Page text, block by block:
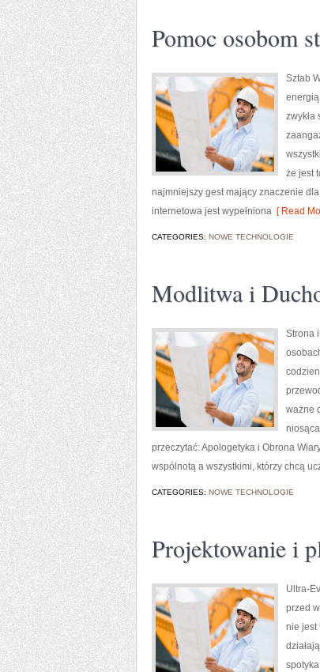
Pomoc osobom
Sztab
że jest
najmniejszy gest mający znaczenie
internetowa jest wypełniona [ Read
CATEGORIES: NOWE TECHNOLOGIE
Modlitwa i
Strona
ważne
przeczytać: Apologetyka i Obrona
wspólnotą a wszystkimi, którzy chcą
CATEGORIES: NOWE TECHNOLOGIE
Projektowanie i
Ultra-
przed
nie jest